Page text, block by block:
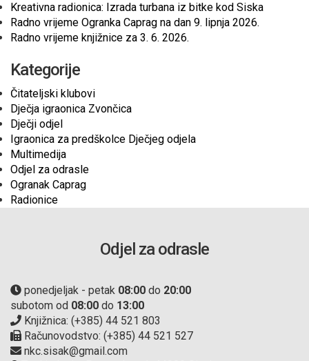
Kreativna radionica: Izrada turbana iz bitke kod Siska
Radno vrijeme Ogranka Caprag na dan 9. lipnja 2026.
Radno vrijeme knjižnice za 3. 6. 2026.
Kategorije
Čitateljski klubovi
Dječja igraonica Zvončica
Dječji odjel
Igraonica za predškolce Dječjeg odjela
Multimedija
Odjel za odrasle
Ogranak Caprag
Radionice
Odjel za odrasle
ponedjeljak - petak 08:00 do 20:00
subotom od 08:00 do 13:00
Knjižnica: (+385) 44 521 803
Računovodstvo: (+385) 44 521 527
nkc.sisak@gmail.com